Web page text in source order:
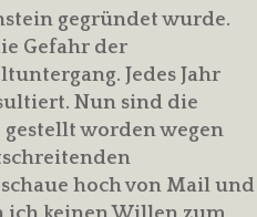
gegründet wurde.
Gefahr der
Jedes Jahr
Nun sind die
worden wegen
hoch von Mail und